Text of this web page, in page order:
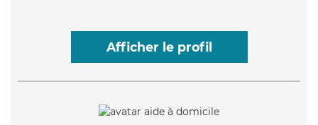
Afficher le profil